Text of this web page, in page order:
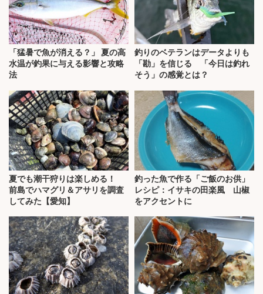
「猛暑で魚が消える？」 夏の高
水温が釣果に与える影響と攻略
法
釣りのベテランはデータよりも
「勘」を信じる 「今日は釣れ
そう」の感覚とは？
夏でも潮干狩りは楽しめる！
前島でハマグリ＆アサリを調査
してみた【愛知】
釣った魚で作る「ご飯のお供」
レシピ：イサキの田楽風 山椒
をアクセントに